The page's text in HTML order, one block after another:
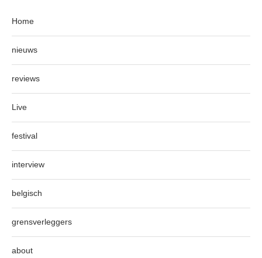
Home
nieuws
reviews
Live
festival
interview
belgisch
grensverleggers
about